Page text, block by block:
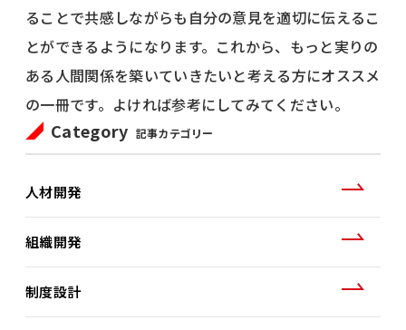
ることで共感しながらも自分の意見を適切に伝えるこ
とができるようになります。これから、もっと実りの
ある人間関係を築いていきたいと考える方にオススメ
の一冊です。よければ参考にしてみてください。
Category 記事カテゴリー
人材開発
組織開発
制度設計